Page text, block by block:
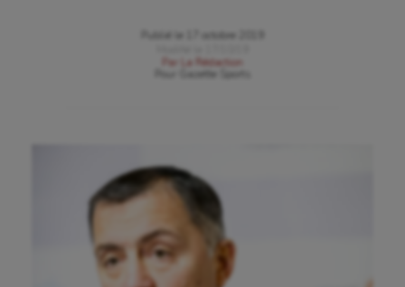
Publié le
17 octobre 2019
Par
La Rédaction
Gazette Sports